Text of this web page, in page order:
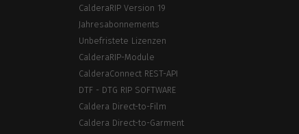
CalderaRIP Version 19
Jahresabonnements
Unbefristete Lizenzen
CalderaRIP-Module
CalderaConnect REST-API
DTF - DTG RIP SOFTWARE
Caldera Direct-to-Film
Caldera Direct-to-Garment